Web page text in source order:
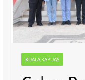
KUALA KAPUAS